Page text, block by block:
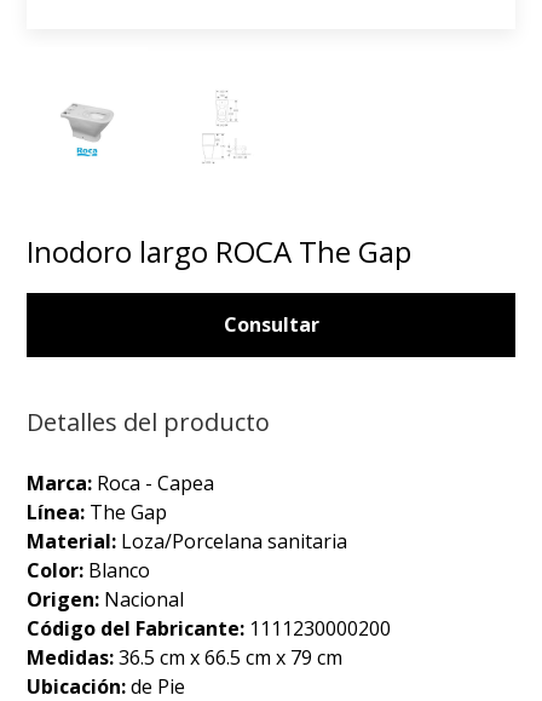
Inodoro largo ROCA The Gap
Consultar
Detalles del producto
Marca: Roca - Capea
Línea: The Gap
Material: Loza/Porcelana sanitaria
Color: Blanco
Origen: Nacional
Código del Fabricante: 1111230000200
Medidas:36.5 cm x 66.5 cm x 79 cm
Ubicación:de Pie